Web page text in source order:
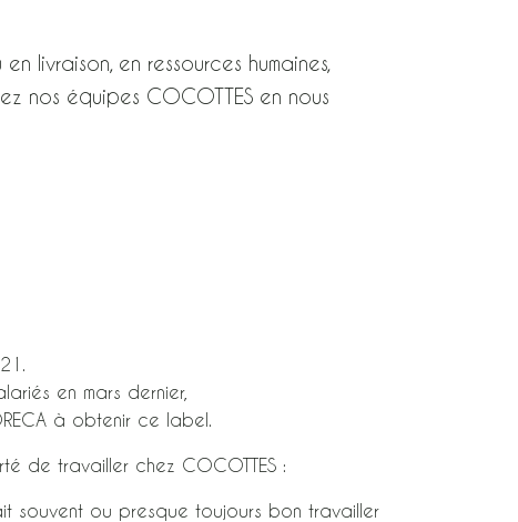
livraison, en ressources humaines,
nos équipes COCOTTES en nous
en mars dernier,
à obtenir ce label.
de travailler chez COCOTTES :
souvent ou presque toujours bon travailler